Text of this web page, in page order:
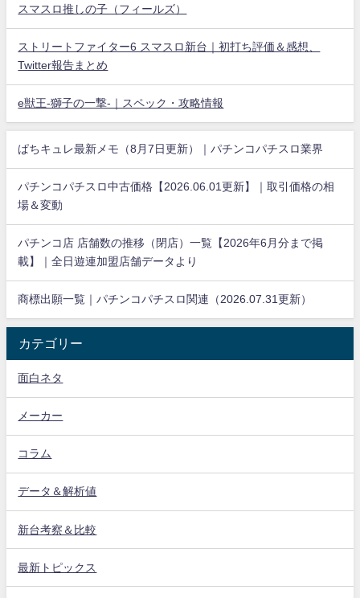
スマスロ推しの子（フィールズ）
ストリートファイター6 スマスロ新台｜初打ち評価＆感想、
Twitter報告まとめ
e獣王-獅子の一撃-｜スペック・攻略情報
ぱちキュレ最新メモ（8月7日更新）｜パチンコパチスロ業界
パチンコパチスロ中古価格【2026.06.01更新】｜取引価格の相
場＆変動
パチンコ店 店舗数の推移（閉店）一覧【2026年6月分まで掲
載】｜全日遊連加盟店舗データより
商標出願一覧｜パチンコパチスロ関連（2026.07.31更新）
カテゴリー
面白ネタ
メーカー
コラム
データ＆解析値
新台考察＆比較
最新トピックス